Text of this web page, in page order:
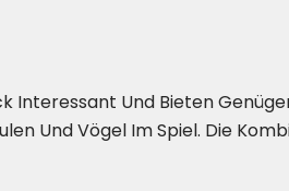
Interessant Und Bieten
Und Vögel Im Spiel. Die